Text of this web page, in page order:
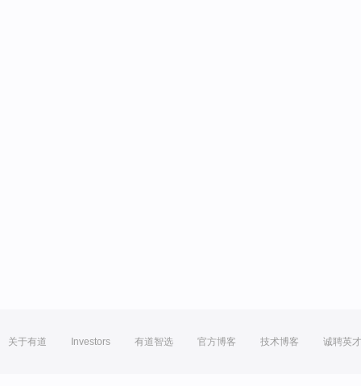
关于有道 Investors 有道智选 官方博客 技术博客 诚聘英才